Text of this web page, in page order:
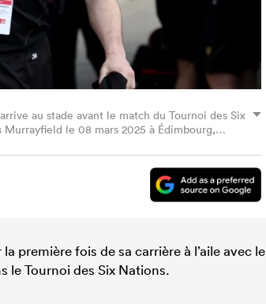
au stade avant le match du Tournoi des Six
le 08 mars 2025 à Édimbourg,
première fois de sa carrière à l’aile avec le
le Tournoi des Six Nations.